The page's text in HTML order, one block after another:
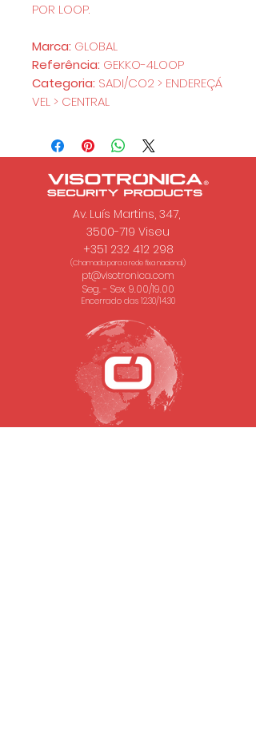
POR LOOP.
Marca: GLOBAL
Referência: GEKKO-4LOOP
Categoria: SADI/CO2 > ENDEREÇÁ
VEL > CENTRAL
Av. Luís Martins, 347,
3500-719 Viseu
+351 232 412 298
(Chamada para a rede fixa nacional.)
pt@visotronica.com
Seg. - Sex. 9.00/19.00
Encerrado das 12.30/14.30